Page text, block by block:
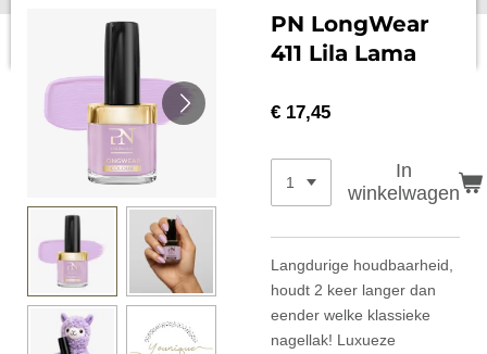
PN LongWear
411 Lila Lama
€ 17,45
In
winkelwagen
Langdurige houdbaarheid,
houdt 2 keer langer dan
eender welke klassieke
nagellak! Luxueze